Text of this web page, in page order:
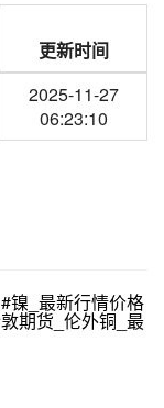
更新时间
2025-11-27
06:23:10
镍_最新行情价格
期货_伦外铜_最